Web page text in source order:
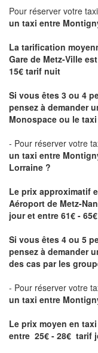
Pour réserver votre
un taxi entre
La tarification
Gare de Metz-Ville
15€ tarif nuit
Si vous êtes 3 ou 4
pensez à demander
Monospace ou le
- Pour réserver votre
un taxi entre
Lorraine ?
Le prix approximatif
Aéroport de Metz-
jour et entre 61€ -
Si vous êtes 4 ou 5
pensez à demander
des cas par les
- Pour réserver votre
un taxi entre
Le prix moyen en
entre 25€ - 28€ tarif